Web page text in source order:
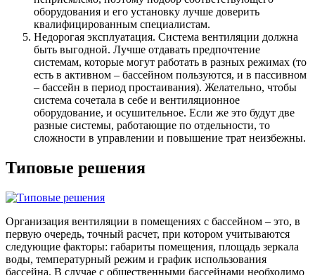
оборудования и его установку лучше доверить
квалифицированным специалистам.
Недорогая эксплуатация. Система вентиляции должна
быть выгодной. Лучше отдавать предпочтение
системам, которые могут работать в разных режимах (то
есть в активном – бассейном пользуются, и в пассивном
– бассейн в период простаивания). Желательно, чтобы
система сочетала в себе и вентиляционное
оборудование, и осушительное. Если же это будут две
разные системы, работающие по отдельности, то
сложности в управлении и повышение трат неизбежны.
Типовые решения
Организация вентиляции в помещениях с бассейном – это, в
первую очередь, точный расчет, при котором учитываются
следующие факторы: габариты помещения, площадь зеркала
воды, температурный режим и график использования
бассейна. В случае с общественными бассейнами необходимо